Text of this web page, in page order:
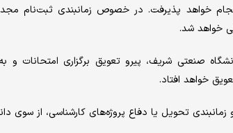
خواهد شد.
صنعتی شریف، پیرو تعویق برگزاری امتحانات و
خواهد افتاد.
تحویل یا دفاع پروژه‌های کارشناسی، از سوی